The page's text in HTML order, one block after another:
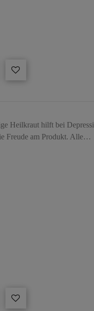
Heilkraut hilft bei
Freude am Produkt. Alle…